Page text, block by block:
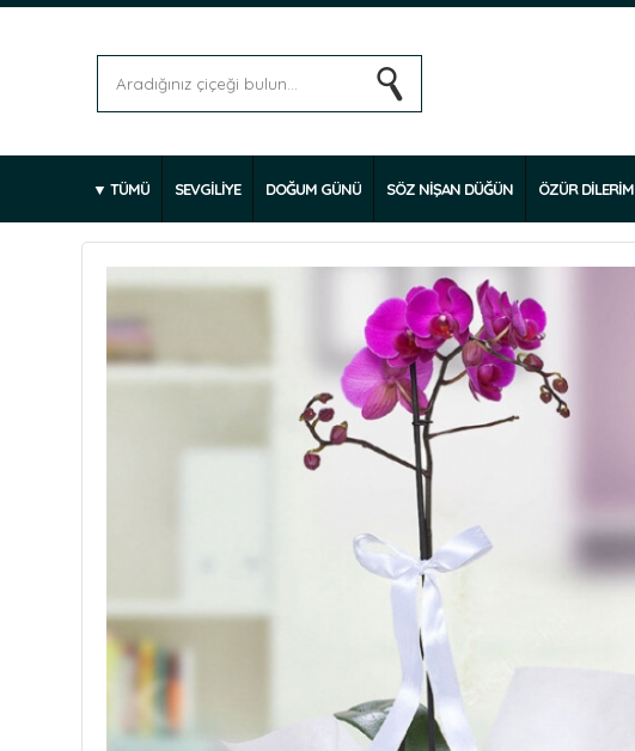
TÜMÜ SEVGİLİYE DOĞUM GÜNÜ SÖZ NİŞAN DÜĞÜN ÖZÜR DİLERİM